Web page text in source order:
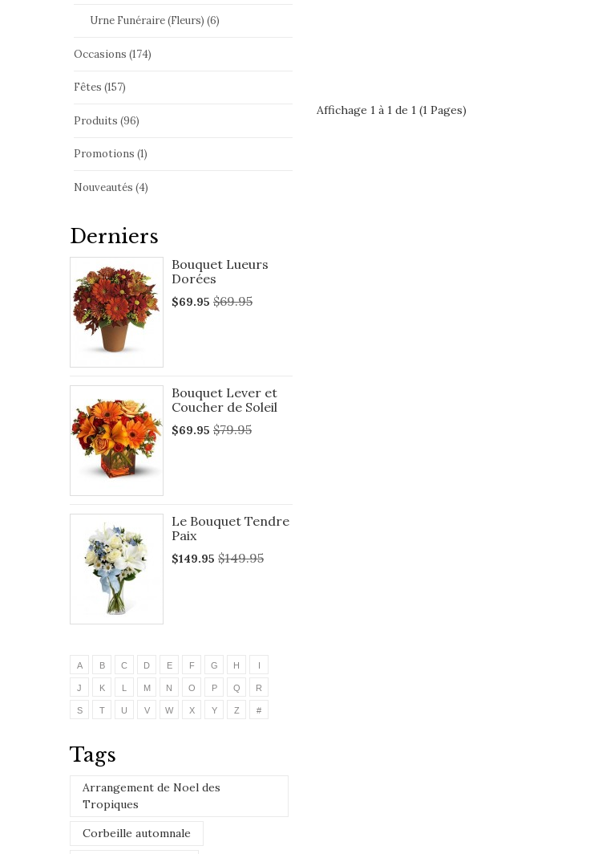
Urne Funéraire (Fleurs) (6)
Occasions (174)
Fêtes (157)
Produits (96)
Promotions (1)
Nouveautés (4)
Derniers
Bouquet Lueurs
Dorées
$69.95 $69.95
Bouquet Lever et
Coucher de Soleil
$69.95 $79.95
Le Bouquet Tendre
Paix
$149.95 $149.95
A B C D E F G H
J K M N O P Q R
S T U V W X Y Z #
Tags
Arrangement de Noel des
Tropiques
Corbeille automnale
Affichage 1 à 1 de 1 (1 Pages)